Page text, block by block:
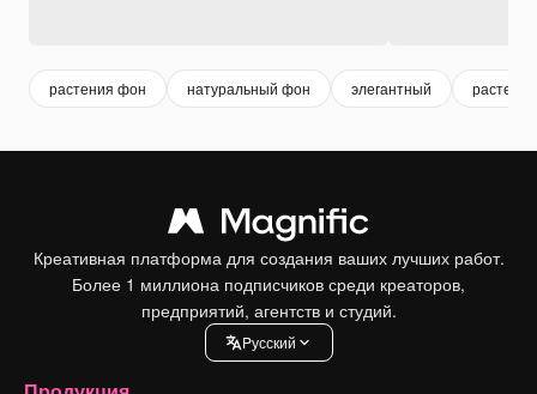
растения фон натуральный фон элегантный растения
Креативная платформа для создания ваших лучших работ.
Более 1 миллиона подписчиков среди креаторов,
предприятий, агентств и студий.
Pусский